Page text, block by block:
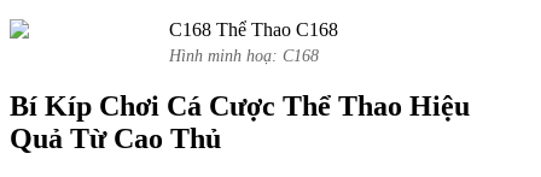
Hình minh hoạ: C168
Bí Kíp Chơi Cá Cược Thể Thao Hiệu
Quả Từ Cao Thủ